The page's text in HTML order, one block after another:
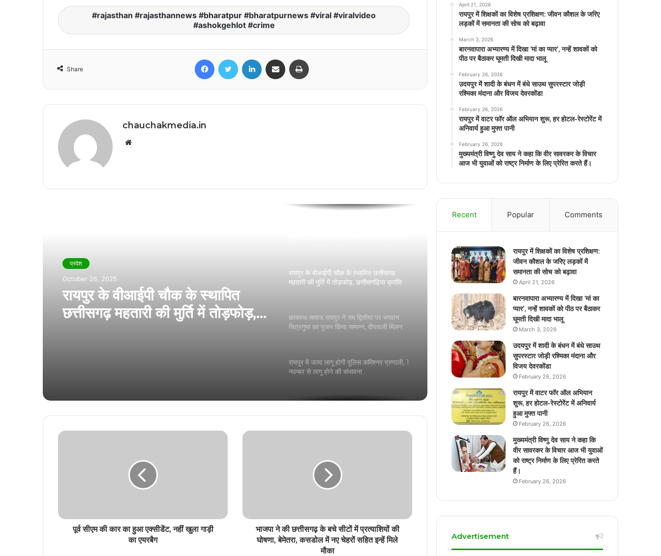
rajasthan #rajasthannews #bharatpur #bharatpurnews #viral #viralvideo
#ashokgehlot #crime
Share
FacebookTwitter LinkedIn Share via Email
chauchakmedia.in
Website
प्रदेश
October 26, 2025
रायपुर के वीआईपी चौक के स्थापित
छत्तीसगढ़ महतारी की मुर्ति में तोड़फोड़,
चांवल की मानक गुणवत्ता में किसी प्रकार से समझौता
नहीं – गुणवत्ता निरीक्षकों की कार्यशाला में नान अध्यक्ष
CG Police Transfer: पुलिस विभाग में बड़ा
प्रशासनिक फेरबदल, विभिन्न जिलों में तैनात 24
पुलिसकर्मियों के तबादला आदेश जारी
मुस्कान फाउंडेशन के संयुक्त प्रयास से स्थापित की
रायपुर के वीआईपी चौक के स्थापित छत्तीसगढ़
महतारी की मुर्ति में तोड़फोड़, छत्तीसगढ़िया क्रांति
कायस्थ समाज रायपुर ने यम द्वितीया पर भगवान
चित्रगुप्त का पूजन किया सम्पन्न, दीपावली मिलन
रायपुर में जल्द लागू होगी पुलिस कमिश्नर प्रणाली, 1
नवम्बर से लागू होने की संभावना
बिहार विधानसभा चुनाव में संभालेंगे प्रचार का जिम्मा
नहीं – गुणवत्ता निरीक्षकों की कार्यशाला में नान अध्यक्ष
संजय श्रीवास्तव ने दिए निर्देश
जिला प्रशासन कोरिया और इसरो स्पेस ट्यूटर –
मुस्कान फाउंडेशन के संयुक्त प्रयास से स्थापित की
पूर्व सीएम की कार का हुआ एक्सीडेंट, नहीं खुला गाड़ी
का एयरबैग
भाजपा ने की छत्तीसगढ़ के बचे सीटों में प्रत्याशियों की
घोषणा, बेमेतरा, कसडोल में नए चेहरों सहित इन्हें मिले
मौका
April 21, 2026
रायपुर में शिक्षकों का विशेष प्रशिक्षण: जीवन कौशल के जरिए
लड़कों में समानता की सोच को बढ़ावा
March 3, 2026
बारनवापारा अभ्यारण्य में दिखा ‘मां का प्यार’, नन्हें शावकों को
पीठ पर बैठाकर घूमती दिखी मादा भालू
February 26, 2026
उदयपुर में शादी के बंधन में बंधे साउथ सुपरस्टार जोड़ी
रश्मिका मंदाना और विजय देवरकोंडा
February 26, 2026
रायपुर में वाटर फॉर ऑल अभियान शुरू, हर होटल-रेस्टोरेंट में
अनिवार्य हुआ मुफ्त पानी
February 26, 2026
मुख्यमंत्री विष्णु देव साय ने कहा कि वीर सावरकर के विचार
आज भी युवाओं को राष्ट्र निर्माण के लिए प्रेरित करते हैं।
Recent Popular Comments
रायपुर में शिक्षकों का विशेष प्रशिक्षण:
जीवन कौशल के जरिए लड़कों में
समानता की सोच को बढ़ावा
April 21, 2026
बारनवापारा अभ्यारण्य में दिखा ‘मां का
प्यार’, नन्हें शावकों को पीठ पर बैठाकर
घूमती दिखी मादा भालू
March 3, 2026
उदयपुर में शादी के बंधन में बंधे साउथ
सुपरस्टार जोड़ी रश्मिका मंदाना और
विजय देवरकोंडा
February 26, 2026
रायपुर में वाटर फॉर ऑल अभियान
शुरू, हर होटल-रेस्टोरेंट में अनिवार्य
हुआ मुफ्त पानी
February 26, 2026
मुख्यमंत्री विष्णु देव साय ने कहा कि
वीर सावरकर के विचार आज भी युवाओं
को राष्ट्र निर्माण के लिए प्रेरित करते
हैं।
February 26, 2026
Advertisement